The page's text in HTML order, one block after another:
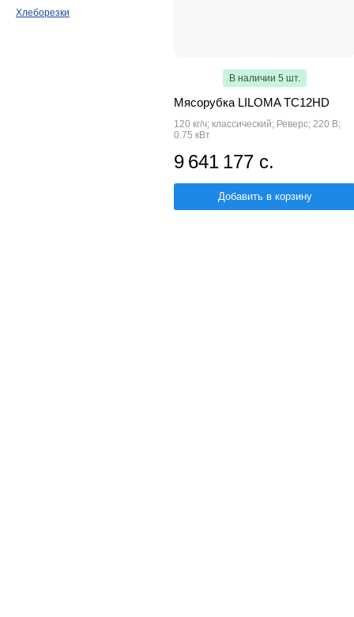
В наличии 5 шт.
Мясорубка LILOMA TC12HD
120 кг/ч; классический; Реверс; 220 В;
0.75 кВт
9 641 177 с.
Добавить в корзину
Хлеборезки